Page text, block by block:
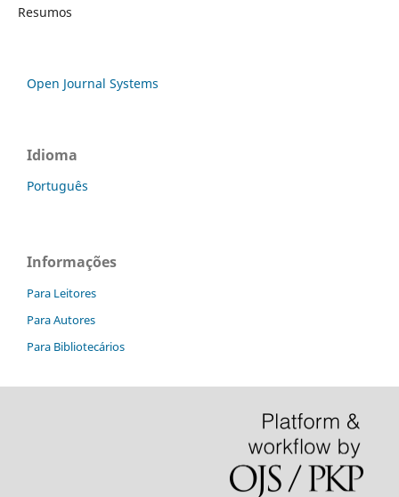
Resumos
Open Journal Systems
Idioma
Português
Informações
Para Leitores
Para Autores
Para Bibliotecários